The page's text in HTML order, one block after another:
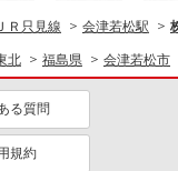
ＪＲ只見線 会津若松駅
北 福島県 会津若松市
る質問
規約